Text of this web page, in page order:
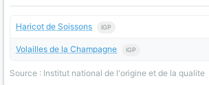
Haricot de Soissons IGP
Volailles de la Champagne IGP
Source : Institut national de l'origine et de la qualite